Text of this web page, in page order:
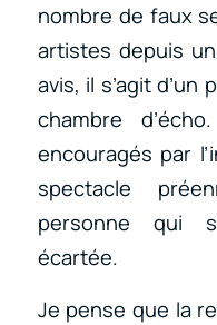
nombre de faux
artistes depuis
avis, il s’agit d’un
chambre
encouragés par
spectacle
personne qui
écartée.
Je pense que la